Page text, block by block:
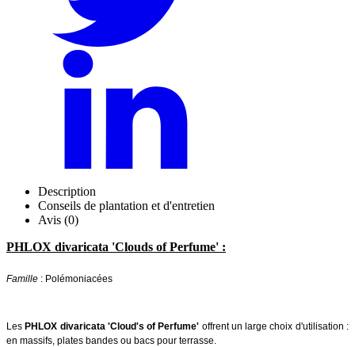
Description
Conseils de plantation et d'entretien
Avis (0)
PHLOX divaricata 'Clouds of Perfume' :
Famille : Polémoniacées
Les PHLOX divaricata 'Cloud's of Perfume' offrent un large choix d'utilisation :
en massifs, plates bandes ou bacs pour terrasse.